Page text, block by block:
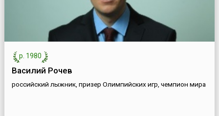
р. 1980
Василий Рочев
российский лыжник, призер Олимпийских игр, чемпион мира